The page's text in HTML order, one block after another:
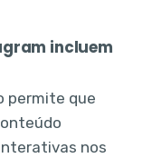
incluem
permite que
nos